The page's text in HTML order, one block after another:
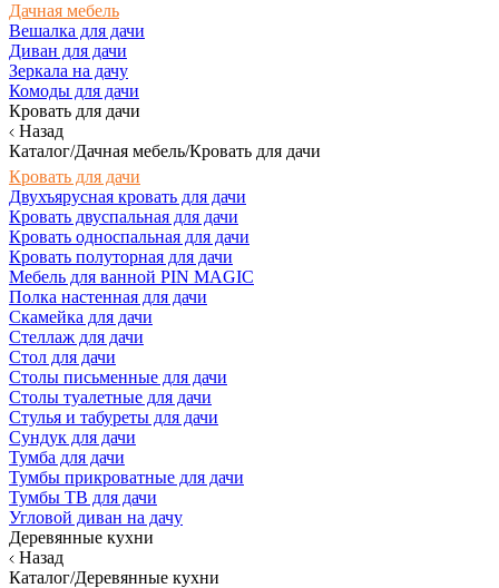
Дачная мебель
Вешалка для дачи
Диван для дачи
Зеркала на дачу
Комоды для дачи
Кровать для дачи
Назад
Каталог/Дачная мебель/Кровать для дачи
Кровать для дачи
Двухъярусная кровать для дачи
Кровать двуспальная для дачи
Кровать односпальная для дачи
Кровать полуторная для дачи
Мебель для ванной PIN MAGIC
Полка настенная для дачи
Скамейка для дачи
Стеллаж для дачи
Стол для дачи
Столы письменные для дачи
Столы туалетные для дачи
Стулья и табуреты для дачи
Сундук для дачи
Тумба для дачи
Тумбы прикроватные для дачи
Тумбы ТВ для дачи
Угловой диван на дачу
Деревянные кухни
Назад
Каталог/Деревянные кухни